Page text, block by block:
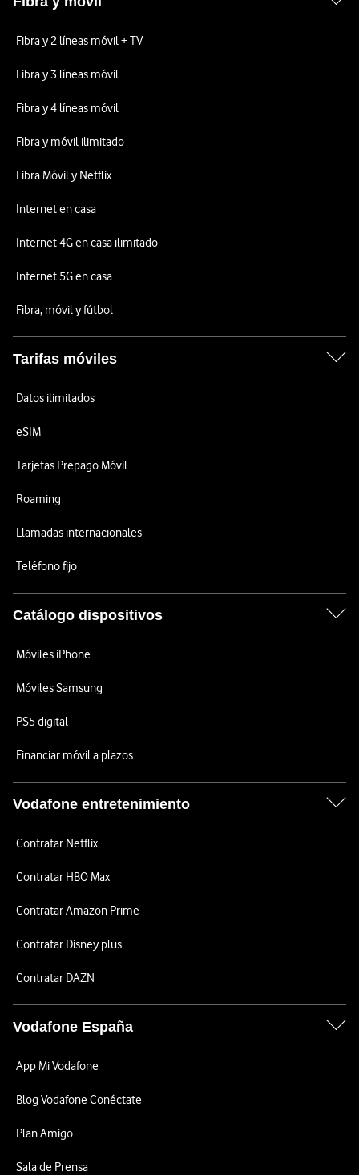
Fibra y 2 líneas móvil + TV
Fibra y 3 líneas móvil
Fibra y 4 líneas móvil
Fibra y móvil ilimitado
Fibra Móvil y Netflix
Internet en casa
Internet 4G en casa ilimitado
Internet 5G en casa
Fibra, móvil y fútbol
Tarifas móviles
Datos ilimitados
eSIM
Tarjetas Prepago Móvil
Roaming
Llamadas internacionales
Teléfono fijo
Catálogo dispositivos
Móviles iPhone
Móviles Samsung
PS5 digital
Financiar móvil a plazos
Vodafone entretenimiento
Contratar Netflix
Contratar HBO Max
Contratar Amazon Prime
Contratar Disney plus
Contratar DAZN
Vodafone España
App Mi Vodafone
Blog Vodafone Conéctate
Plan Amigo
Sala de Prensa